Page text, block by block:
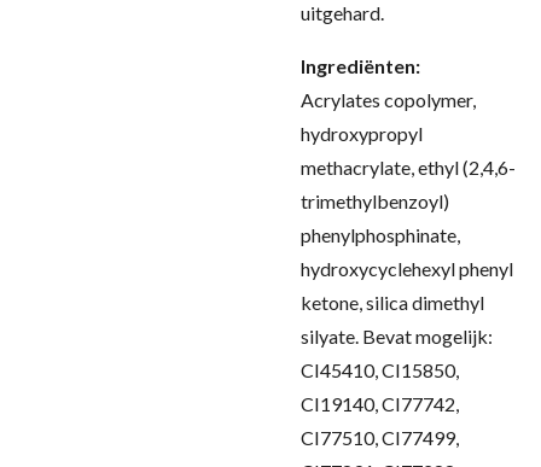
uitgehard.
Ingrediënten:
Acrylates copolymer,
hydroxypropyl
methacrylate, ethyl (2,4,6-
trimethylbenzoyl)
phenylphosphinate,
hydroxycyclehexyl phenyl
ketone, silica dimethyl
silyate. Bevat mogelijk:
CI45410, CI15850,
CI19140, CI77742,
CI77510, CI77499,